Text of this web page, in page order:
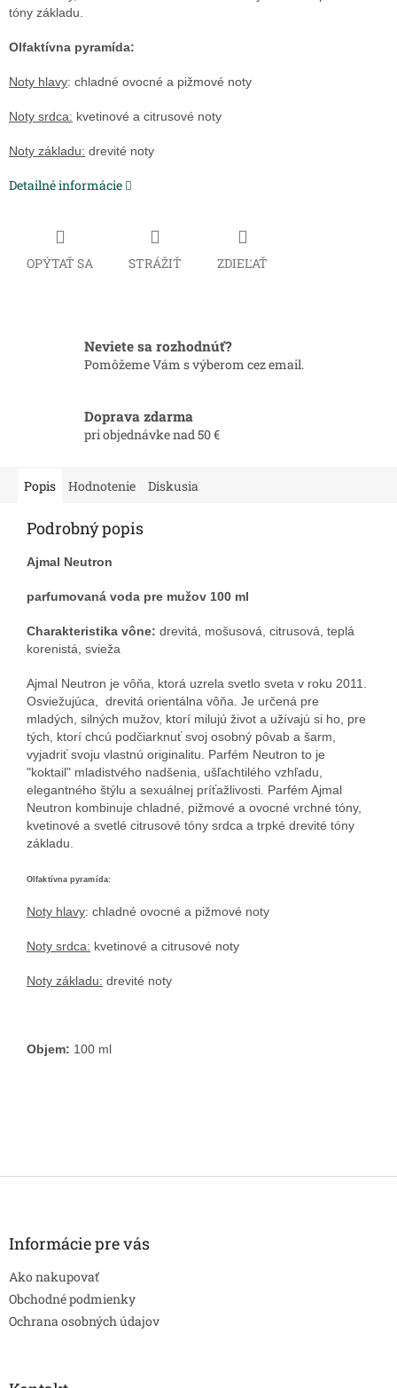
tóny základu.
Olfaktívna pyramída:
Noty hlavy: chladné ovocné a pižmové noty
Noty srdca: kvetinové a citrusové noty
Noty základu: drevité noty
Detailné informácie
OPÝTAŤ SA STRÁŽIŤ ZDIEĽAŤ
Neviete sa rozhodnúť?
Pomôžeme Vám s výberom cez email.
Doprava zdarma
pri objednávke nad 50 €
Popis Hodnotenie Diskusia
Podrobný popis
Ajmal Neutron
parfumovaná voda pre mužov 100 ml
Charakteristika vône: drevitá, mošusová, citrusová, teplá
korenistá, svieža
Ajmal Neutron je vôňa, ktorá uzrela svetlo sveta v roku 2011.
Osviežujúca, drevitá orientálna vôňa. Je určená pre
mladých, silných mužov, ktorí milujú život a užívajú si ho, pre
tých, ktorí chcú podčiarknuť svoj osobný pôvab a šarm,
vyjadriť svoju vlastnú originalitu. Parfém Neutron to je
"koktail" mladistvého nadšenia, ušľachtilého vzhľadu,
elegantného štýlu a sexuálnej príťažlivosti. Parfém Ajmal
Neutron kombinuje chladné, pižmové a ovocné vrchné tóny,
kvetinové a svetlé citrusové tóny srdca a trpké drevité tóny
základu.
Olfaktívna pyramída:
Noty hlavy: chladné ovocné a pižmové noty
Noty srdca: kvetinové a citrusové noty
Noty základu: drevité noty
Objem: 100 ml
Z
Informácie pre vás
Ako nakupovať
Obchodné podmienky
Ochrana osobných údajov